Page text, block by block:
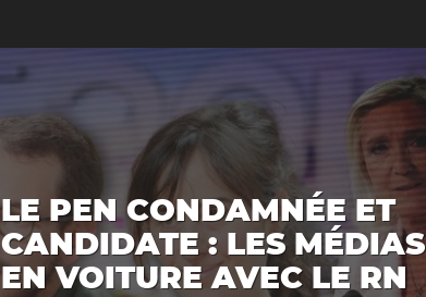
LE PEN CONDAMNÉE ET
CANDIDATE : LES MÉDIAS
EN VOITURE AVEC LE RN